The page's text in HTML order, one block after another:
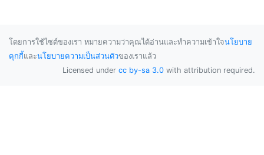
โดยการใช้ไซต์ของเรา หมายความว่าคุณได้อ่านและทำความเข้าใจนโยบาย
คุกกี้และนโยบายความเป็นส่วนตัวของเราแล้ว
Licensed under cc by-sa 3.0 with attribution required.